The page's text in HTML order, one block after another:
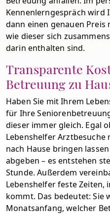
Kennenlerngespräch wird
dann einen genauen
wie dieser sich
darin enthalten sind.
Transparente
Betreuung zu
Haben Sie mit Ihrem
für Ihre
dieser immer gleich. Egal
Lebenshelfer Arztbesuche
nach Hause bringen
abgeben – es entstehen
Stunde. Außerdem
Lebenshelfer feste Zeiten,
kommt. Das bedeutet: Sie
Monatsanfang, welcher